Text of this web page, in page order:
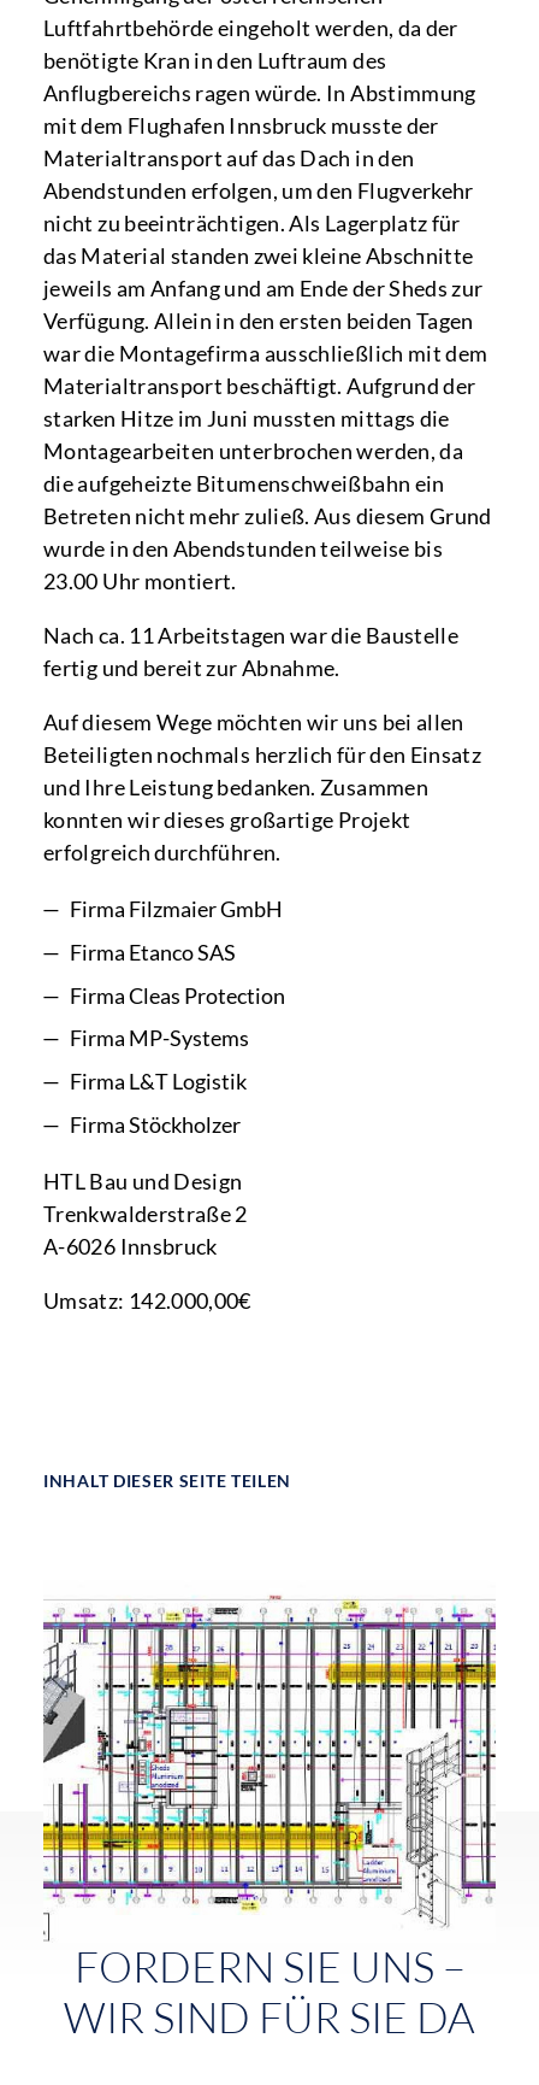
Luftfahrtbehörde eingeholt werden, da der
benötigte Kran in den Luftraum des
Anflugbereichs ragen würde. In Abstimmung
mit dem Flughafen Innsbruck musste der
Materialtransport auf das Dach in den
Abendstunden erfolgen, um den Flugverkehr
nicht zu beeinträchtigen. Als Lagerplatz für
das Material standen zwei kleine Abschnitte
jeweils am Anfang und am Ende der Sheds zur
Verfügung. Allein in den ersten beiden Tagen
war die Montagefirma ausschließlich mit dem
Materialtransport beschäftigt. Aufgrund der
starken Hitze im Juni mussten mittags die
Montagearbeiten unterbrochen werden, da
die aufgeheizte Bitumenschweißbahn ein
Betreten nicht mehr zuließ. Aus diesem Grund
wurde in den Abendstunden teilweise bis
23.00 Uhr montiert.
Nach ca. 11 Arbeitstagen war die Baustelle
fertig und bereit zur Abnahme.
Auf diesem Wege möchten wir uns bei allen
Beteiligten nochmals herzlich für den Einsatz
und Ihre Leistung bedanken. Zusammen
konnten wir dieses großartige Projekt
erfolgreich durchführen.
Firma Filzmaier GmbH
Firma Etanco SAS
Firma Cleas Protection
Firma MP-Systems
Firma L&T Logistik
Firma Stöckholzer
HTL Bau und Design
Trenkwalderstraße 2
A-6026 Innsbruck
Umsatz: 142.000,00€
INHALT DIESER SEITE TEILEN
FORDERN SIE UNS –
WIR SIND FÜR SIE DA